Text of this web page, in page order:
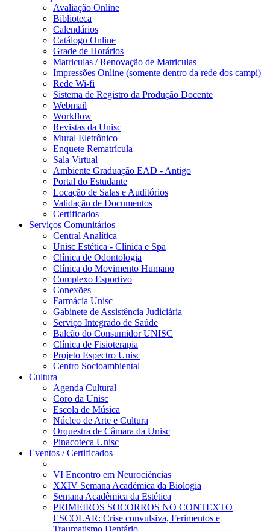
Avaliação Online
Biblioteca
Calendários
Catálogo Online
Grade de Horários
Matriculas / Renovação de Matriculas
Impressões Online (somente dentro da rede dos campi)
Rede Wi-fi
Sistema de Registro da Produção Docente
Webmail
Workflow
Revistas da Unisc
Mural Eletrônico
Enquete Rematrícula
Sala Virtual
Ambiente Graduação EAD - Antigo
Portal do Estudante
Locação de Salas e Auditórios
Validação de Documentos
Certificados
Serviços Comunitários
Central Analítica
Unisc Estética - Clínica e Spa
Clínica de Odontologia
Clínica do Movimento Humano
Complexo Esportivo
Conexões
Farmácia Unisc
Gabinete de Assistência Judiciária
Serviço Integrado de Saúde
Balcão do Consumidor UNISC
Clínica de Fisioterapia
Projeto Espectro Unisc
Centro Socioambiental
Cultura
Agenda Cultural
Coro da Unisc
Escola de Música
Núcleo de Arte e Cultura
Orquestra de Câmara da Unisc
Pinacoteca Unisc
Eventos / Certificados
VI Encontro em Neurociências
XXIV Semana Acadêmica da Biologia
Semana Acadêmica da Estética
PRIMEIROS SOCORROS NO CONTEXTO
ESCOLAR: Crise convulsiva, Ferimentos e
Traumatismo Dentário